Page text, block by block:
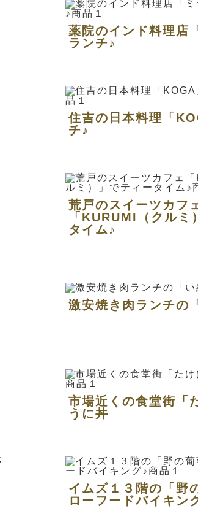
薬院のインド料理店
ランチ♪
住吉の日本料理「
チ♪
荒戸のスイーツカフ
「KURUMI（クルミ
タイム♪
激安焼き肉ランチの
市場近くの食堂街「
うに丼
イムズ１３階の「野
ローフードバイキン